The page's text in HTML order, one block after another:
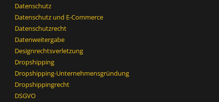
Datenschutz
Datenschutz und E-Commerce
Datenschutzrecht
Datenweitergabe
Designrechtsverletzung
Dropshipping
Dropshipping-Unternehmensgründung
Dropshippingrecht
DSGVO